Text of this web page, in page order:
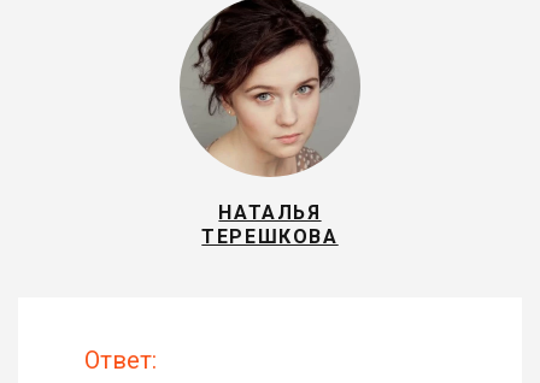
НАТАЛЬЯ
ТЕРЕШКОВА
Ответ: